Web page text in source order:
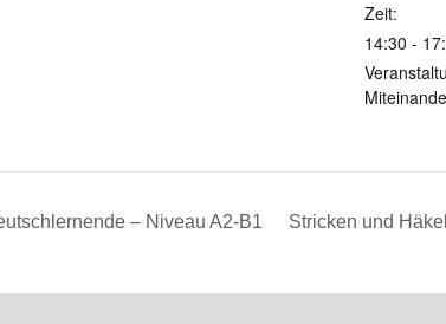
Zeit:
14:30 -
– Niveau A2-B1 Stricken und